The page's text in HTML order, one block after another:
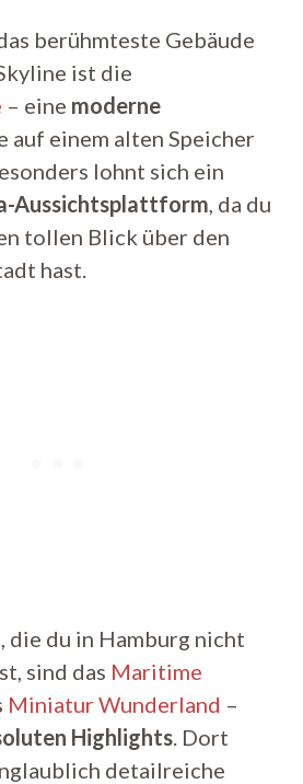
berühmteste Gebäude
ist die
– eine moderne
auf einem alten Speicher
lohnt sich ein
Aussichtsplattform , da du
tollen Blick über den
hast.
die du in Hamburg nicht
sind das Maritime
Miniatur Wunderland –
Highlights . Dort
detailreiche